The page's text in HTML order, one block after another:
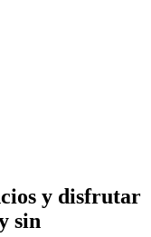
y disfrutar
sin